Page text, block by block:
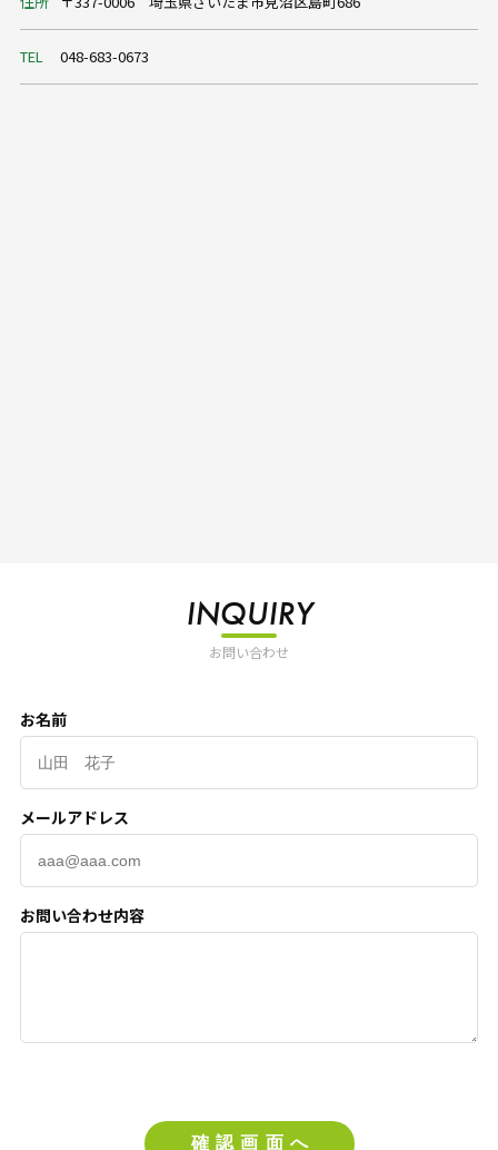
TEL 048-683-0673
INQUIRY
お問い合わせ
お名前
メールアドレス
お問い合わせ内容